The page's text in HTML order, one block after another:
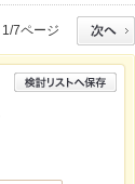
1/7ページ